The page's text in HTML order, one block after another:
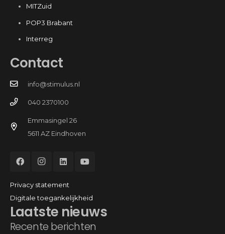
MITZuid
POP3 Brabant
Interreg
Laatste nieuws
Recente berichten
Contact
info@stimulus.nl
040 2370100
Emmasingel 26
5611 AZ Eindhoven
Privacy statement
Digitale toegankelijkheid